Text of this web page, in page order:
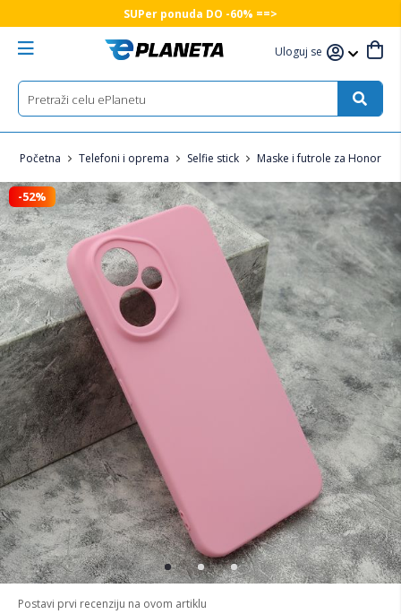
SUPer ponuda DO -60% ==>
Uloguj se
Početna Telefoni i oprema Selfie stick Maske i futrole za Honor
Postavi prvi recenziju na ovom artiklu
-52%